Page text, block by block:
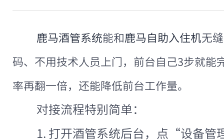
鹿马酒管系统能和 鹿马自助入住机无
码、不用技术人员上门，前台自己3步就能
率再翻一倍，还能降低前台工作量。
对接流程特别简单：
1. 打开酒管系统后台，点“设备管